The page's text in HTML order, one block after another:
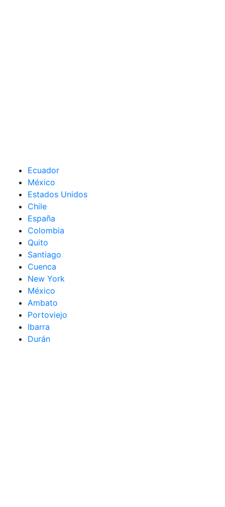
Ecuador
México
Estados Unidos
Chile
España
Colombia
Quito
Santiago
Cuenca
New York
México
Ambato
Portoviejo
Ibarra
Durán